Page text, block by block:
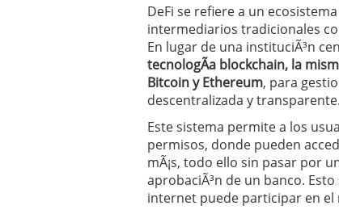
DeFi se refiere a un
intermediarios tradicionales
En lugar de una instituciÃ³n
tecnologÃ­a blockchain, la
Bitcoin y Ethereum, para
descentralizada y transparente.
Este sistema permite a los
permisos, donde pueden
mÃ¡s, todo ello sin pasar por
aprobaciÃ³n de un banco.
internet puede participar en el